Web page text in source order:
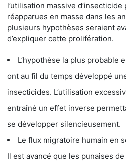
l’utilisation massive
réapparues en masse dans les
plusieurs hypothèses seraient
d’expliquer cette prolifération.
L’hypothèse la plus probable
ont au fil du temps développé
insecticides. L’utilisation
entraîné un effet inverse
se développer silencieusement.
Le flux migratoire humain en
Il est avancé que les punaises